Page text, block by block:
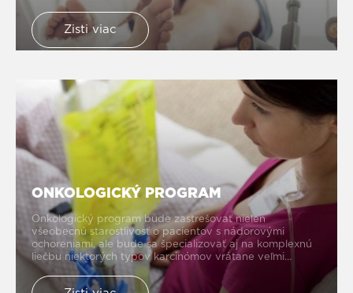
špecializovať na endoprotetiku, s dôrazom na revízne
operácie umelých náhrad kolenných a bedrových kĺbov.
Zisti viac
ONKOLOGICKÝ PROGRAM
Onkologický program bude zastrešovať nielen
všeobecnú starostlivosť o pacientov s nádorovými
ochoreniami, ale bude sa špecializovať aj na komplexnú
liečbu niektorých typov karcinómov vrátane veľmi
náročných diagnóz. Starostlivosť o pacienta bude
prebiehať koordinovane za účasti všetkých potrebných